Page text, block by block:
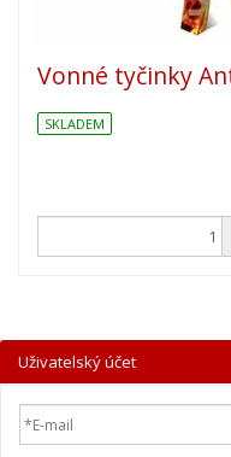
Vonné tyčinky
SKLADEM
Uživatelský účet